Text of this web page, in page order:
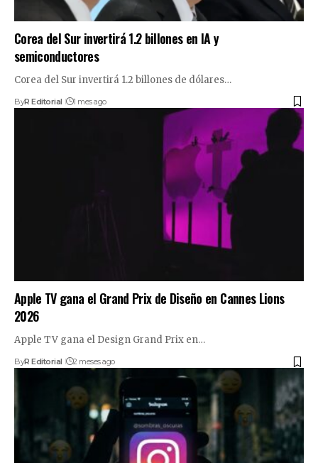
Corea del Sur invertirá 1.2 billones en IA y
semiconductores
Corea del Sur invertirá 1.2 billones de dólares…
ByR Editorial 1 mes ago
Apple TV gana el Grand Prix de Diseño en Cannes Lions
2026
Apple TV gana el Design Grand Prix en…
ByR Editorial 2 meses ago